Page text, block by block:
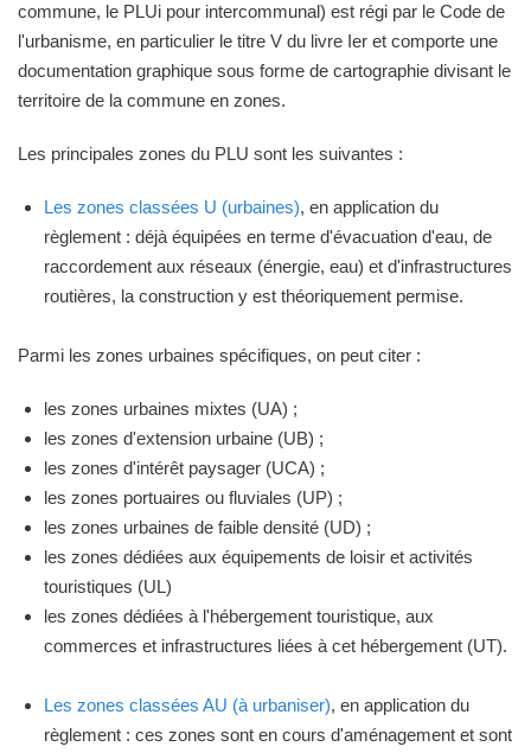
commune, le PLUi pour intercommunal) est régi par le Code de
l'urbanisme, en particulier le titre V du livre Ier et comporte une
documentation graphique sous forme de cartographie divisant le
territoire de la commune en zones.
Les principales zones du PLU sont les suivantes :
Les zones classées U (urbaines), en application du
règlement : déjà équipées en terme d'évacuation d'eau, de
raccordement aux réseaux (énergie, eau) et d'infrastructures
routières, la construction y est théoriquement permise.
Parmi les zones urbaines spécifiques, on peut citer :
les zones urbaines mixtes (UA) ;
les zones d'extension urbaine (UB) ;
les zones d'intérêt paysager (UCA) ;
les zones portuaires ou fluviales (UP) ;
les zones urbaines de faible densité (UD) ;
les zones dédiées aux équipements de loisir et activités
touristiques (UL)
les zones dédiées à l'hébergement touristique, aux
commerces et infrastructures liées à cet hébergement (UT).
Les zones classées AU (à urbaniser), en application du
règlement : ces zones sont en cours d'aménagement et sont